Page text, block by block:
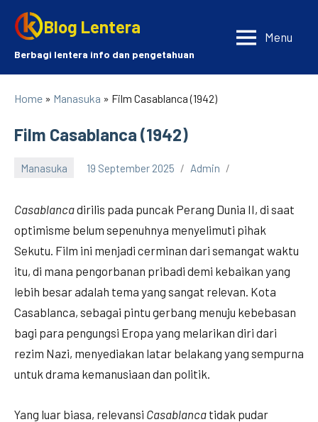
content
Blog Lentera
Berbagi lentera info dan pengetahuan
Menu
Home » Manasuka » Film Casablanca (1942)
Film Casablanca (1942)
Manasuka 19 September 2025 Admin
Casablancadirilis pada puncak Perang Dunia II, di saat
optimisme belum sepenuhnya menyelimuti pihak
Sekutu. Film ini menjadi cerminan dari semangat waktu
itu, di mana pengorbanan pribadi demi kebaikan yang
lebih besar adalah tema yang sangat relevan. Kota
Casablanca, sebagai pintu gerbang menuju kebebasan
bagi para pengungsi Eropa yang melarikan diri dari
rezim Nazi, menyediakan latar belakang yang sempurna
untuk drama kemanusiaan dan politik.
Yang luar biasa, relevansi Casablanca tidak pudar